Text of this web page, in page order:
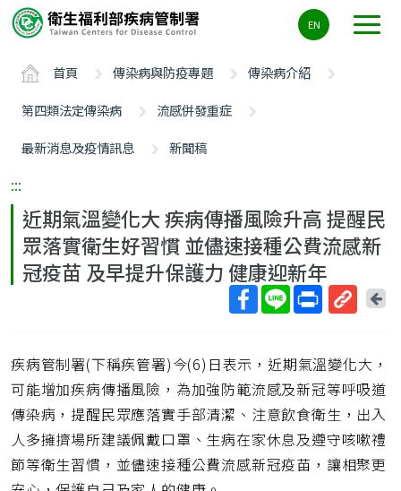
要
ALT+C
EN
首頁 傳染病與防疫專題
傳染病介紹
第四類法定傳染病
流感併發重症
最新消息及疫情訊息
新聞稿
:::
近期氣溫變化大 疾病傳播風險升高 提醒民
眾落實衛生好習慣 並儘速接種公費流感新
冠疫苗 及早提升保護力 健康迎新年
短
網
址
回
疾病管制署(下稱疾管署)今(6)日表示，近期氣溫變化大，
可能增加疾病傳播風險，為加強防範流感及新冠等呼吸道
傳染病，提醒民眾應落實手部清潔、注意飲食衛生，出入
人多擁擠場所建議佩戴口罩、生病在家休息及遵守咳嗽禮
節等衛生習慣，並儘速接種公費流感新冠疫苗，讓相聚更